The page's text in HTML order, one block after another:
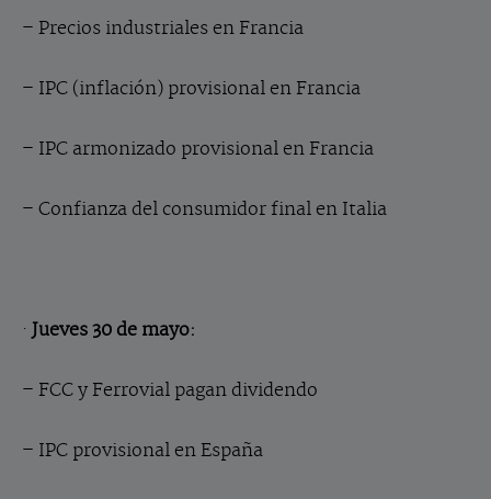
– Precios industriales en Francia
– IPC (inflación) provisional en Francia
– IPC armonizado provisional en Francia
– Confianza del consumidor final en Italia
· Jueves 30 de mayo:
– FCC y Ferrovial pagan dividendo
– IPC provisional en España